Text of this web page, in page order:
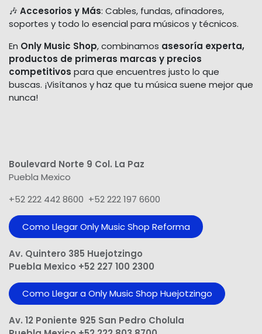
🎶 Accesorios y Más: Cables, fundas, afinadores,
soportes y todo lo esencial para músicos y técnicos.
En Only Music Shop, combinamos asesoría experta,
productos de primeras marcas y precios
competitivos para que encuentres justo lo que
buscas. ¡Visítanos y haz que tu música suene mejor que
nunca!
Boulevard Norte 9 Col. La Paz
Puebla Mexico
+52 222 442 8600 +52 222 197 6600
Como Llegar Only Music Shop​ Reforma
Av. Quintero 385 Huejotzingo
Puebla Mexico +52 227 100 2300
Como Llegar a Only Music Shop Huejotzingo
Av. 12 Poniente 925 San Pedro Cholula